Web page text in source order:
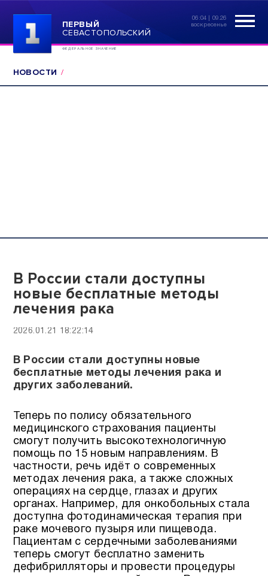
ПЕРВЫЙ
СЕВАСТОПОЛЬСКИЙ
ФЕДЕРАЛЬНОЕ ЗНАЧЕНИЕ
06:04 | 09.26
воскресенье
НОВОСТИ
В России стали доступны
новые бесплатные методы
лечения рака
2026.01.21 18:22:14
В России стали доступны новые
бесплатные методы лечения рака и
других заболеваний.
Теперь по полису обязательного
медицинского страхования пациенты
смогут получить высокотехнологичную
помощь по 15 новым направлениям. В
частности, речь идёт о современных
методах лечения рака, а также сложных
операциях на сердце, глазах и других
органах. Например, для онкобольных стала
доступна фотодинамическая терапия при
раке мочевого пузыря или пищевода.
Пациентам с сердечными заболеваниями
теперь смогут бесплатно заменить
дефибрилляторы и провести процедуры